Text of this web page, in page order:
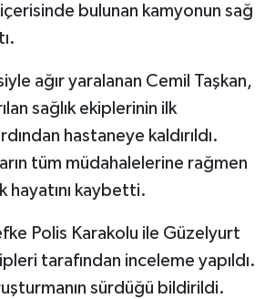
bulunan kamyonun sağ
ağır yaralanan Cemil Taşkan,
sağlık ekiplerinin ilk
hastaneye kaldırıldı.
tüm müdahalelerine rağmen
hayatını kaybetti.
Polis Karakolu ile Güzelyurt
tarafından inceleme yapıldı.
sürdüğü bildirildi.